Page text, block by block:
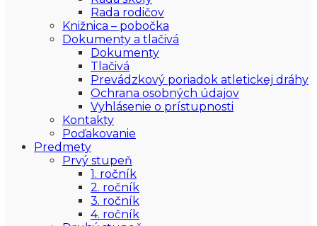
Rada rodičov
Knižnica – pobočka
Dokumenty a tlačivá
Dokumenty
Tlačivá
Prevádzkový poriadok atletickej dráhy
Ochrana osobných údajov
Vyhlásenie o prístupnosti
Kontakty
Poďakovanie
Predmety
Prvý stupeň
1. ročník
2. ročník
3. ročník
4. ročník